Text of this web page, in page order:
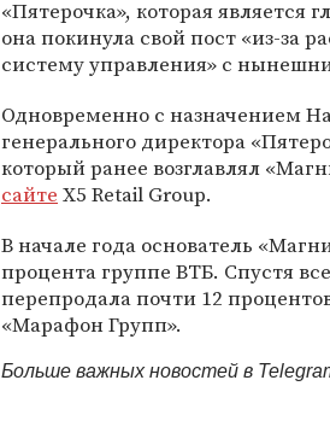
«Пятерочка», которая является
она покинула свой пост «из-за
систему управления» с
Одновременно с назначением
генерального директора
который ранее возглавлял
сайте X5 Retail Group.
В начале года основатель
процента группе ВТБ​. Спустя
перепродала почти 12
«Марафон Групп».
Больше важных новостей в